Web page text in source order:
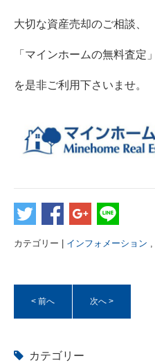
大切な資産売却のご相談、
「マインホームの無料査定」
を是非ご利用下さいませ。
カテゴリー | インフォメーション
< 前へ 次へ >
カテゴリー